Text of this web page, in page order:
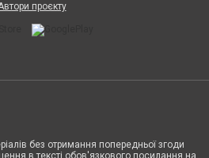
проєкту
без отримання попередньої згоди
в тексті обов'язкового посилання на